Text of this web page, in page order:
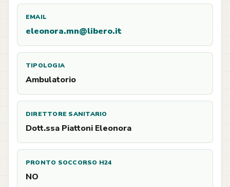
EMAIL
eleonora.mn@libero.it
TIPOLOGIA
Ambulatorio
DIRETTORE SANITARIO
Dott.ssa Piattoni Eleonora
PRONTO SOCCORSO H24
NO